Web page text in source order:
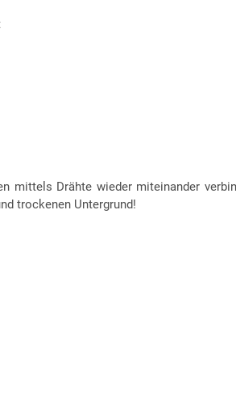
mittels Drähte wieder miteinander
trockenen Untergrund!